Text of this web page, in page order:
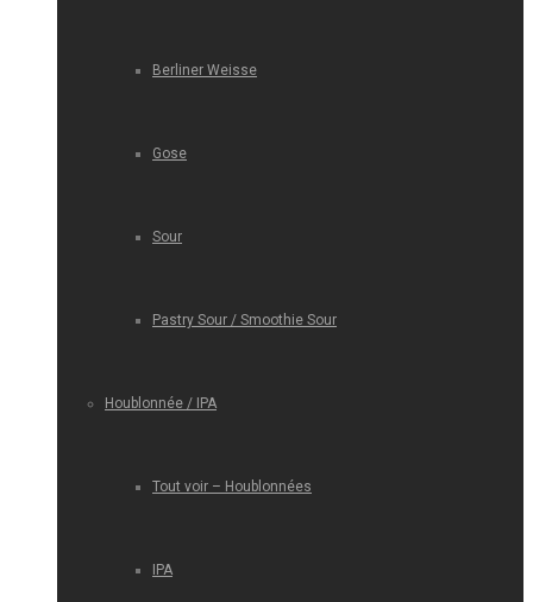
Berliner Weisse
Gose
Sour
Pastry Sour / Smoothie Sour
Houblonnée / IPA
Tout voir – Houblonnées
IPA